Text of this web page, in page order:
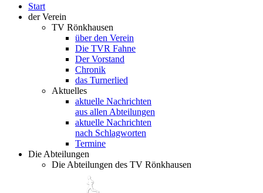
Start
der Verein
TV Rönkhausen
über den Verein
Die TVR Fahne
Der Vorstand
Chronik
das Turnerlied
Aktuelles
aktuelle Nachrichten
aus allen Abteilungen
aktuelle Nachrichten
nach Schlagworten
Termine
Die Abteilungen
Die Abteilungen des TV Rönkhausen